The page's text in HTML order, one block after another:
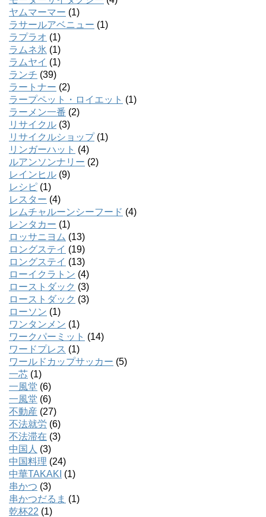
ヤムマーマー (1)
ラサールアベニュー (1)
ラプラオ (1)
ラムネ氷 (1)
ラムヤイ (1)
ランチ (39)
ラートナー (2)
ラープペット・ロイエット (1)
ラーメン一番 (2)
リサイクル (3)
リサイクルショップ(1)
リンガーハット (4)
ルアンソンナリー (2)
レインヒル (9)
レシピ (1)
レスター (4)
レムチャルーンシーフード (4)
レンタカー (1)
ロッサニヨム (13)
ロングステイ (19)
ロングステイ (13)
ローイクラトン (4)
ローストダック (3)
ローストダック (3)
ローソン (1)
ワンタンメン (1)
ワークパーミット (14)
ワードプレス (1)
ワールドカップサッカー (5)
一芯 (1)
一風堂 (6)
一風堂 (6)
不動産 (27)
不法就労 (6)
不法滞在 (3)
中国人 (3)
中国料理 (24)
中華TAKAKI (1)
串かつ (3)
串かつだるま (1)
乾杯22 (1)